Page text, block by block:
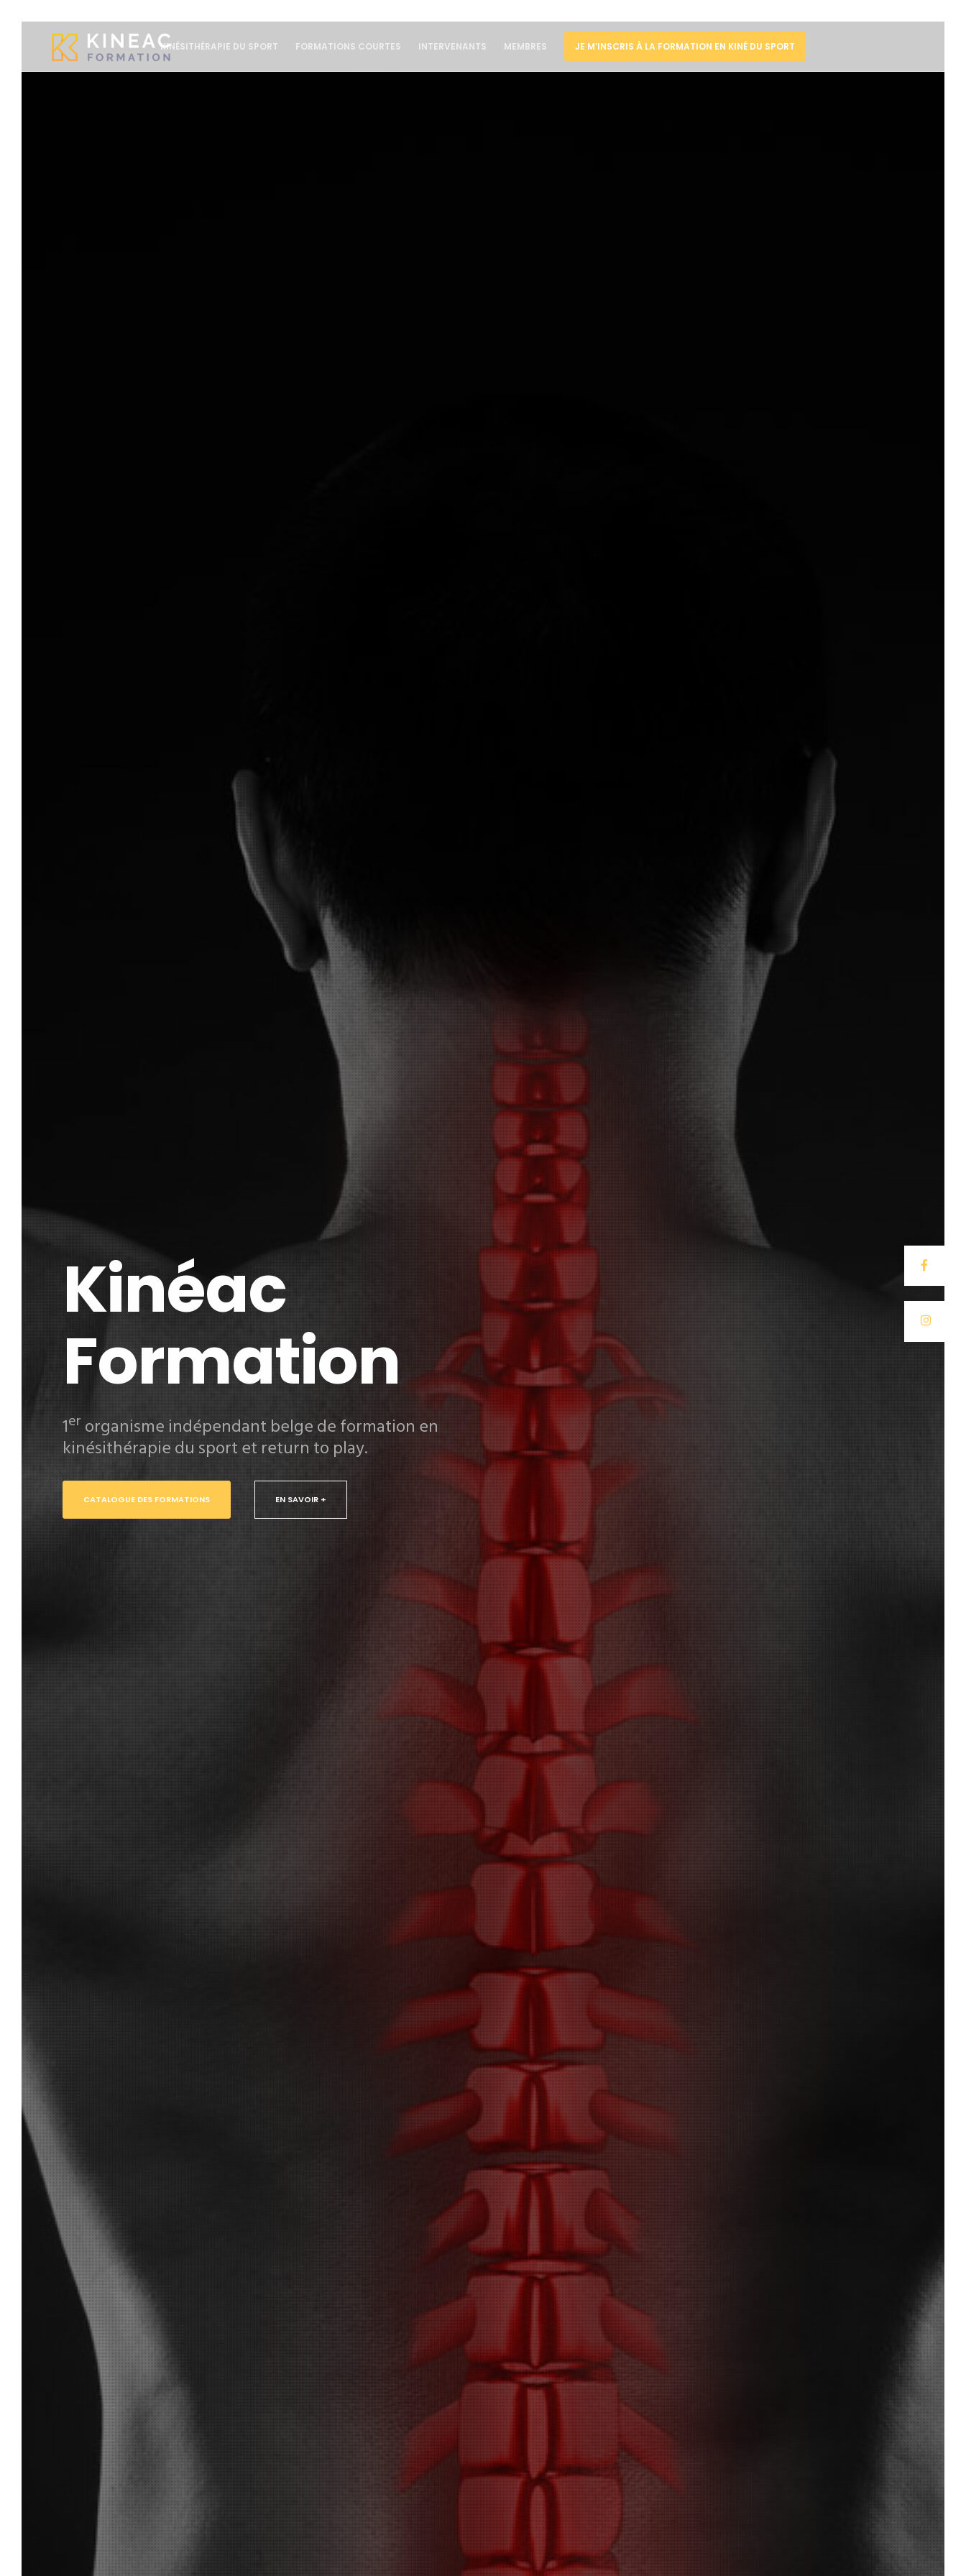
KINÉSITHÉRAPIE DU SPORT FORMATIONS COURTES INTERVENANTS MEMBRES JE M’INSCRIS À LA FORMATION EN KINÉ DU SPORT
Kinéac
Formation
1er organisme indépendant belge de formation en
kinésithérapie du sport et return to play.
CATALOGUE DES FORMATIONS EN SAVOIR +